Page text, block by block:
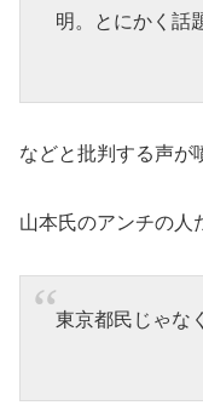
明。とにかく話
などと批判する声が
山本氏のアンチの人
東京都民じゃな